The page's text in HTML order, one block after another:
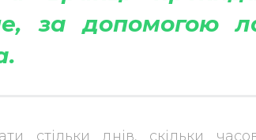
за допомогою
стільки днів, скільки